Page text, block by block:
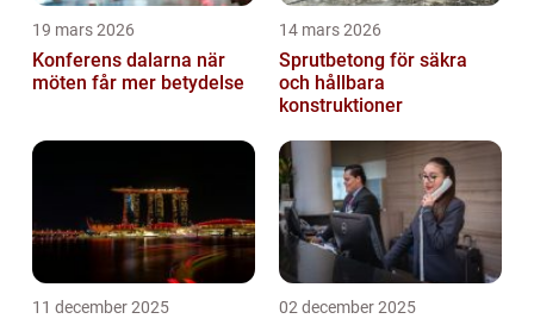
19 mars 2026
Konferens dalarna när
möten får mer betydelse
14 mars 2026
Sprutbetong för säkra
och hållbara
konstruktioner
11 december 2025 02 december 2025